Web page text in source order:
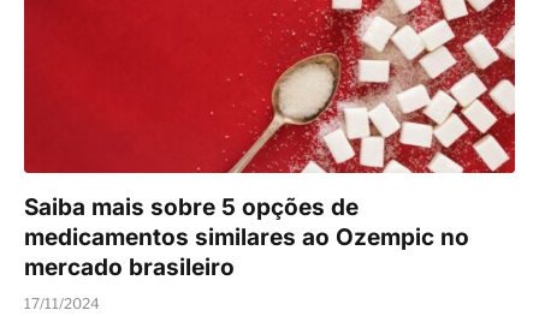
Saiba mais sobre 5 opções de
medicamentos similares ao Ozempic no
mercado brasileiro
17/11/2024